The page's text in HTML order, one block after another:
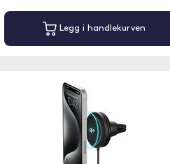
Legg i handlekurven